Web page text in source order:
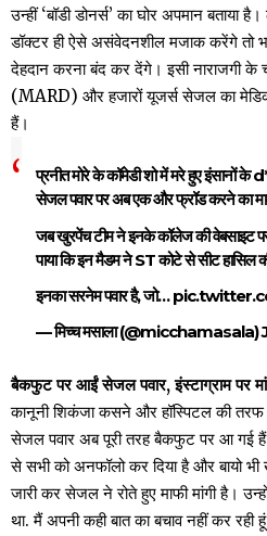
उन्हीं ‘बॉडी डोनर्स’ का घोर अपमान बताया
डॉक्टर ही ऐसे असंवेदनशील मजाक करेंगे तो
देहदान करना बंद कर देंगे। इसी नाराजगी के
(MARD) और हजारों यूजर्स सेजल का
हैं।
प्रनीत मोरे के कॉमेडी शो में मरे हुए इंसानों
सेजल पवार पर अब एक और फ्रॉड करने का
जब खुरपेंच टीम ने इनके कॉलेज की वेबसाइट
पाया कि इन मैडम ने ST कोटे से सीट हासिल
इनका सरनेम पवार है, जो…
— मिच्च मसाला (@micchamasala)
बैकफुट पर आईं सेजल पवार, इंस्टाग्राम पर
कानूनी शिकंजा कसने और हॉस्पिटल की
सेजल पवार अब पूरी तरह बैकफुट पर आ गई
से सभी को अनफॉलो कर दिया है और बायो
जारी कर सेजल ने रोते हुए माफी मांगी है।
था. मैं अपनी कही बात का बचाव नहीं कर रही